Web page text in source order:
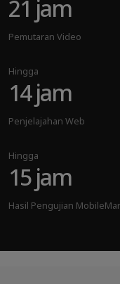
21 jam
Pemutaran Video
Hingga
14 jam
Penjelajahan Web
Hingga
15 jam
Hasil Pengujian